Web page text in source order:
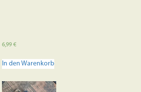
6,99€
In den Warenkorb